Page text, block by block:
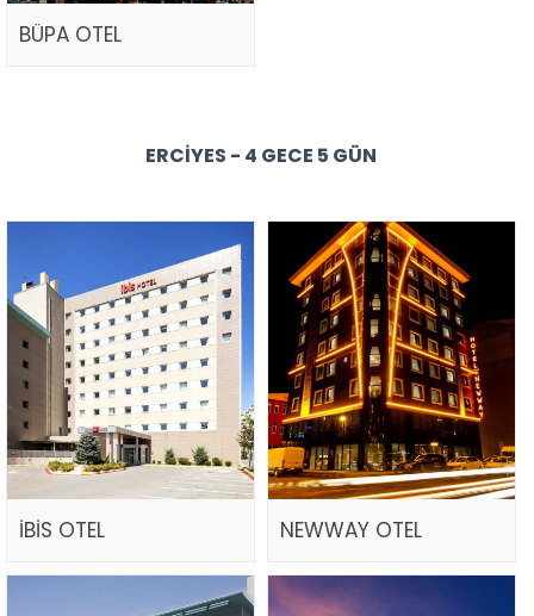
BÜPA OTEL
ERCIYES - 4 GECE 5 GÜN
İBİS OTEL NEWWAY OTEL